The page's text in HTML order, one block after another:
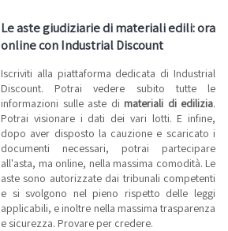
Le aste giudiziarie di materiali edili: ora
online con Industrial Discount
Iscriviti alla piattaforma dedicata di Industrial
Discount. Potrai vedere subito tutte le
informazioni sulle aste di materiali di edilizia.
Potrai visionare i dati dei vari lotti. E infine,
dopo aver disposto la cauzione e scaricato i
documenti necessari, potrai partecipare
all'asta, ma online, nella massima comodità. Le
aste sono autorizzate dai tribunali competenti
e si svolgono nel pieno rispetto delle leggi
applicabili, e inoltre nella massima trasparenza
e sicurezza. Provare per credere.